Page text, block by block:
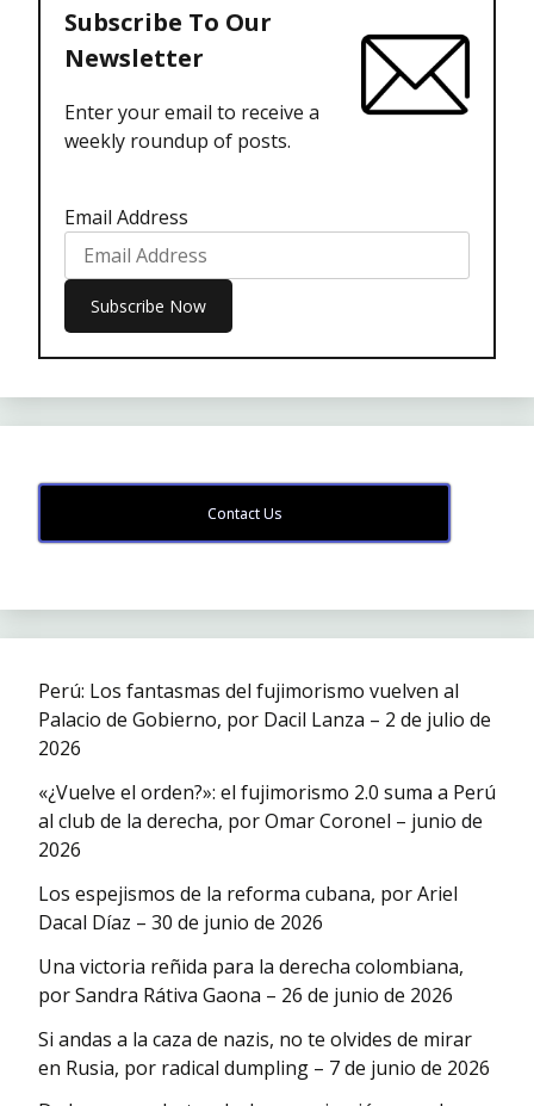
Subscribe To Our
Newsletter
Enter your email to receive a
weekly roundup of posts.
Email Address
Contact Us
Perú: Los fantasmas del fujimorismo vuelven al
Palacio de Gobierno, por Dacil Lanza – 2 de julio de
2026
«¿Vuelve el orden?»: el fujimorismo 2.0 suma a Perú
al club de la derecha, por Omar Coronel – junio de
2026
Los espejismos de la reforma cubana, por Ariel
Dacal Díaz – 30 de junio de 2026
Una victoria reñida para la derecha colombiana,
por Sandra Rátiva Gaona – 26 de junio de 2026
Si andas a la caza de nazis, no te olvides de mirar
en Rusia, por radical dumpling – 7 de junio de 2026